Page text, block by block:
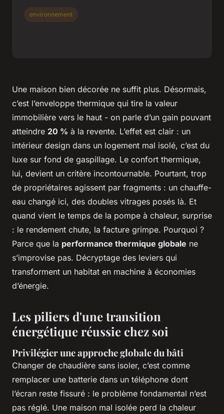
Une maison bien décorée ne suffit plus. Désormais,
c’est l’enveloppe thermique qui tire la valeur
immobilière vers le haut - on parle d’un gain pouvant
atteindre 20 % à la revente. L’effet est clair : un
intérieur design dans un logement mal isolé, c’est du
luxe sur fond de gaspillage. Le confort thermique,
lui, devient un critère incontournable. Pourtant, trop
de propriétaires agissent par fragments : un chauffe-
eau changé ici, des doubles vitrages posés là. Et
quand vient le temps de la pompe à chaleur, surprise
: le rendement chute, la facture grimpe. Pourquoi ?
Parce que la performance thermique globale ne
s’improvise pas. Décryptage des leviers qui
transforment un habitat en machine à économies
d’énergie.
Les piliers d'une transition
énergétique réussie chez soi
Privilégier une approche globale du bâti
Changer de chaudière sans isoler, c’est comme
remplacer une batterie dans un téléphone dont
l’écran reste fissuré : le problème fondamental n’est
pas réglé. Une maison mal isolée perd la chaleur
environnement